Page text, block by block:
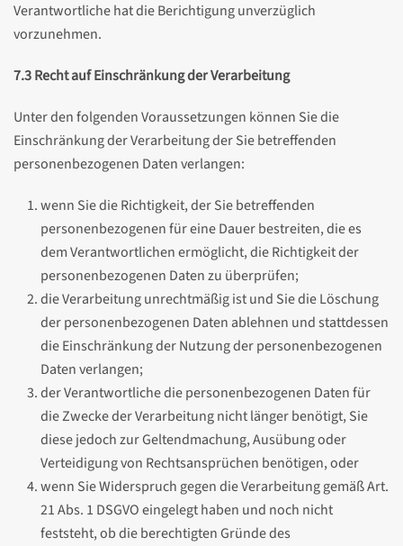
Verantwortliche hat die Berichtigung unverzüglich
vorzunehmen.
7.3 Recht auf Einschränkung der Verarbeitung
Unter den folgenden Voraussetzungen können Sie die
Einschränkung der Verarbeitung der Sie betreffenden
personenbezogenen Daten verlangen:
wenn Sie die Richtigkeit, der Sie betreffenden
personenbezogenen für eine Dauer bestreiten, die es
dem Verantwortlichen ermöglicht, die Richtigkeit der
personenbezogenen Daten zu überprüfen;
die Verarbeitung unrechtmäßig ist und Sie die Löschung
der personenbezogenen Daten ablehnen und stattdessen
die Einschränkung der Nutzung der personenbezogenen
Daten verlangen;
der Verantwortliche die personenbezogenen Daten für
die Zwecke der Verarbeitung nicht länger benötigt, Sie
diese jedoch zur Geltendmachung, Ausübung oder
Verteidigung von Rechtsansprüchen benötigen, oder
wenn Sie Widerspruch gegen die Verarbeitung gemäß Art.
21 Abs. 1 DSGVO eingelegt haben und noch nicht
feststeht, ob die berechtigten Gründe des